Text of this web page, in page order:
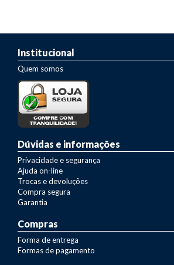
Institucional
Quem somos
Dúvidas e informações
Privacidade e segurança
Ajuda on-line
Trocas e devoluções
Compra segura
Garantia
Compras
Forma de entrega
Formas de pagamento